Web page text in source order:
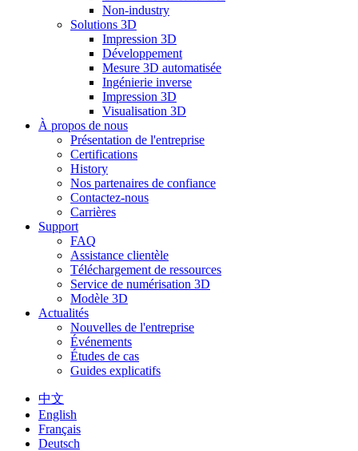
Non-industry
Solutions 3D
Impression 3D
Développement
Mesure 3D automatisée
Ingénierie inverse
Impression 3D
Visualisation 3D
À propos de nous
Présentation de l'entreprise
Certifications
History
Nos partenaires de confiance
Contactez-nous
Carrières
Support
FAQ
Assistance clientèle
Téléchargement de ressources
Service de numérisation 3D
Modèle 3D
Actualités
Nouvelles de l'entreprise
Événements
Études de cas
Guides explicatifs
中文
English
Français
Deutsch